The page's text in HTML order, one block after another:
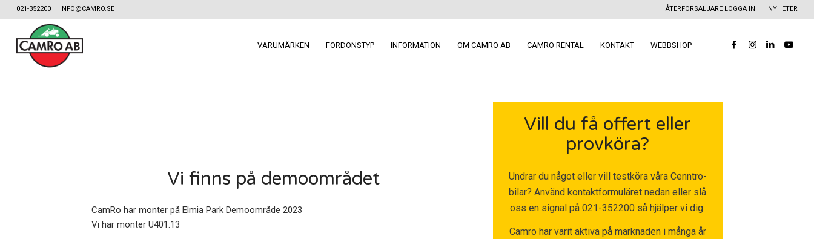
ÅTERFÖRSÄLJARE LOGGA IN NYHETER
021-352200 INFO@CAMRO.SE
VARUMÄRKEN FORDONSTYP INFORMATION OM CAMRO AB CAMRO RENTAL KONTAKT WEBBSHOP
Vi finns på demoområdet
CamRo har monter på Elmia Park Demoområde 2023
Vi har monter U401:13
Vill du få offert eller
provköra?
Undrar du något eller vill testköra våra Cenntro-
bilar? Använd kontaktformuläret nedan eller slå
oss en signal på021-352200 så hjälper vi dig.
Camro har varit aktiva på marknaden i många år